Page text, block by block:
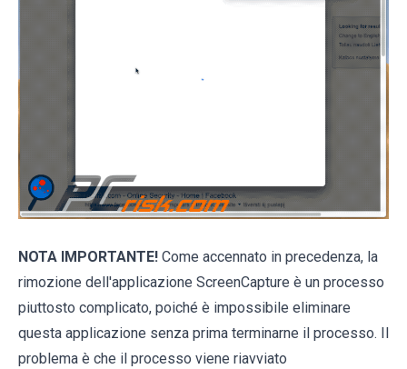
NOTA IMPORTANTE! Come accennato in precedenza, la
rimozione dell'applicazione ScreenCapture è un processo
piuttosto complicato, poiché è impossibile eliminare
questa applicazione senza prima terminarne il processo. Il
problema è che il processo viene riavviato